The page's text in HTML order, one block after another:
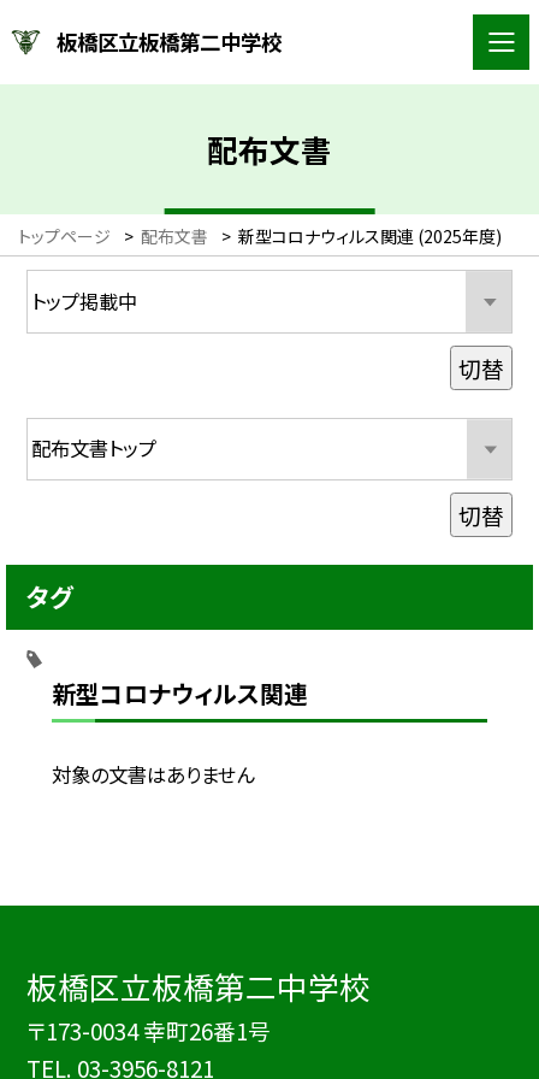
板橋区立板橋第二中学校
配布文書
トップページ > 配布文書 > 新型コロナウィルス関連 (2025年度)
新型コロナウィルス関連
対象の文書はありません
切替
切替
タグ
板橋区立板橋第二中学校
〒173-0034 幸町26番1号
TEL. 03-3956-8121